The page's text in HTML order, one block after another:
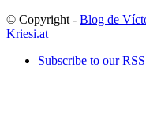
© Copyright - Blog de
Kriesi.at
Subscribe to our